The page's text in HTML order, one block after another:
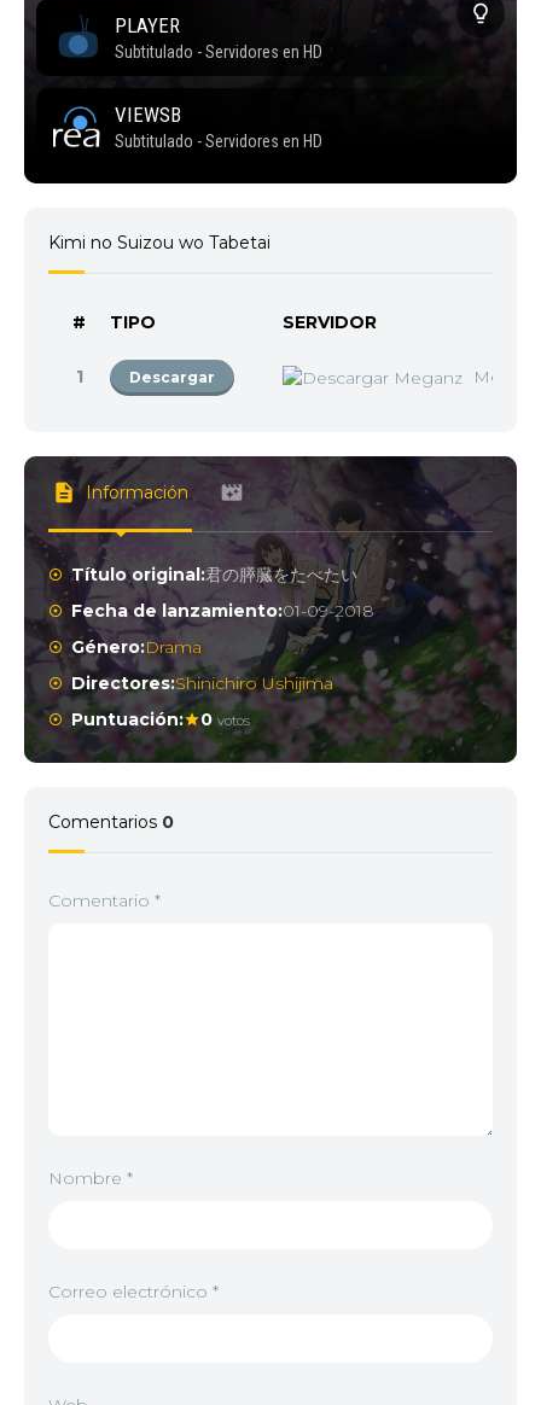
Kimi no Suizou wo Tabetai
# TIPO SERVIDOR
1 Descargar Meganz
Información
Título original:君の膵臓をたべたい
Fecha de lanzamiento:01-09-2018
Género:Drama
Directores:Shinichiro Ushijima
Puntuación:
0 votos
Comentarios 0
Comentario *
Nombre *
Correo electrónico *